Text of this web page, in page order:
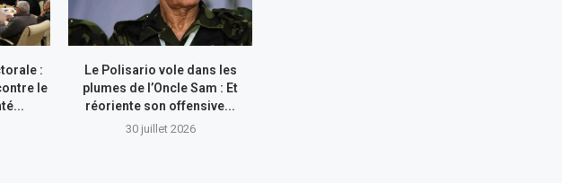
:
le
Le Polisario vole dans les
plumes de l’Oncle Sam : Et
réoriente son offensive...
30 juillet 2026